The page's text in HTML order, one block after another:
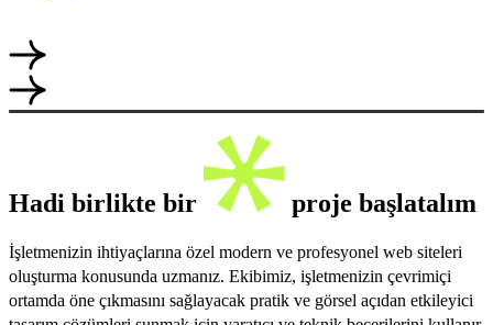
Hadi birlikte bir proje başlatalım
İşletmenizin ihtiyaçlarına özel modern ve profesyonel web siteleri
oluşturma konusunda uzmanız. Ekibimiz, işletmenizin çevrimiçi
ortamda öne çıkmasını sağlayacak pratik ve görsel açıdan etkileyici